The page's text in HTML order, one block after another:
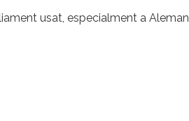
usat, especialment a